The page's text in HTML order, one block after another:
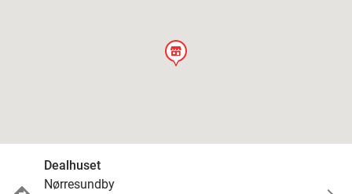
store
Dealhuset
Nørresundby